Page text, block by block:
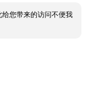
您带来的访问不便我